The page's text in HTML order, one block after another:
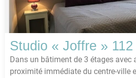
Studio « Joffre » 112
Dans un bâtiment de 3 étages avec
proximité immédiate du centre-ville